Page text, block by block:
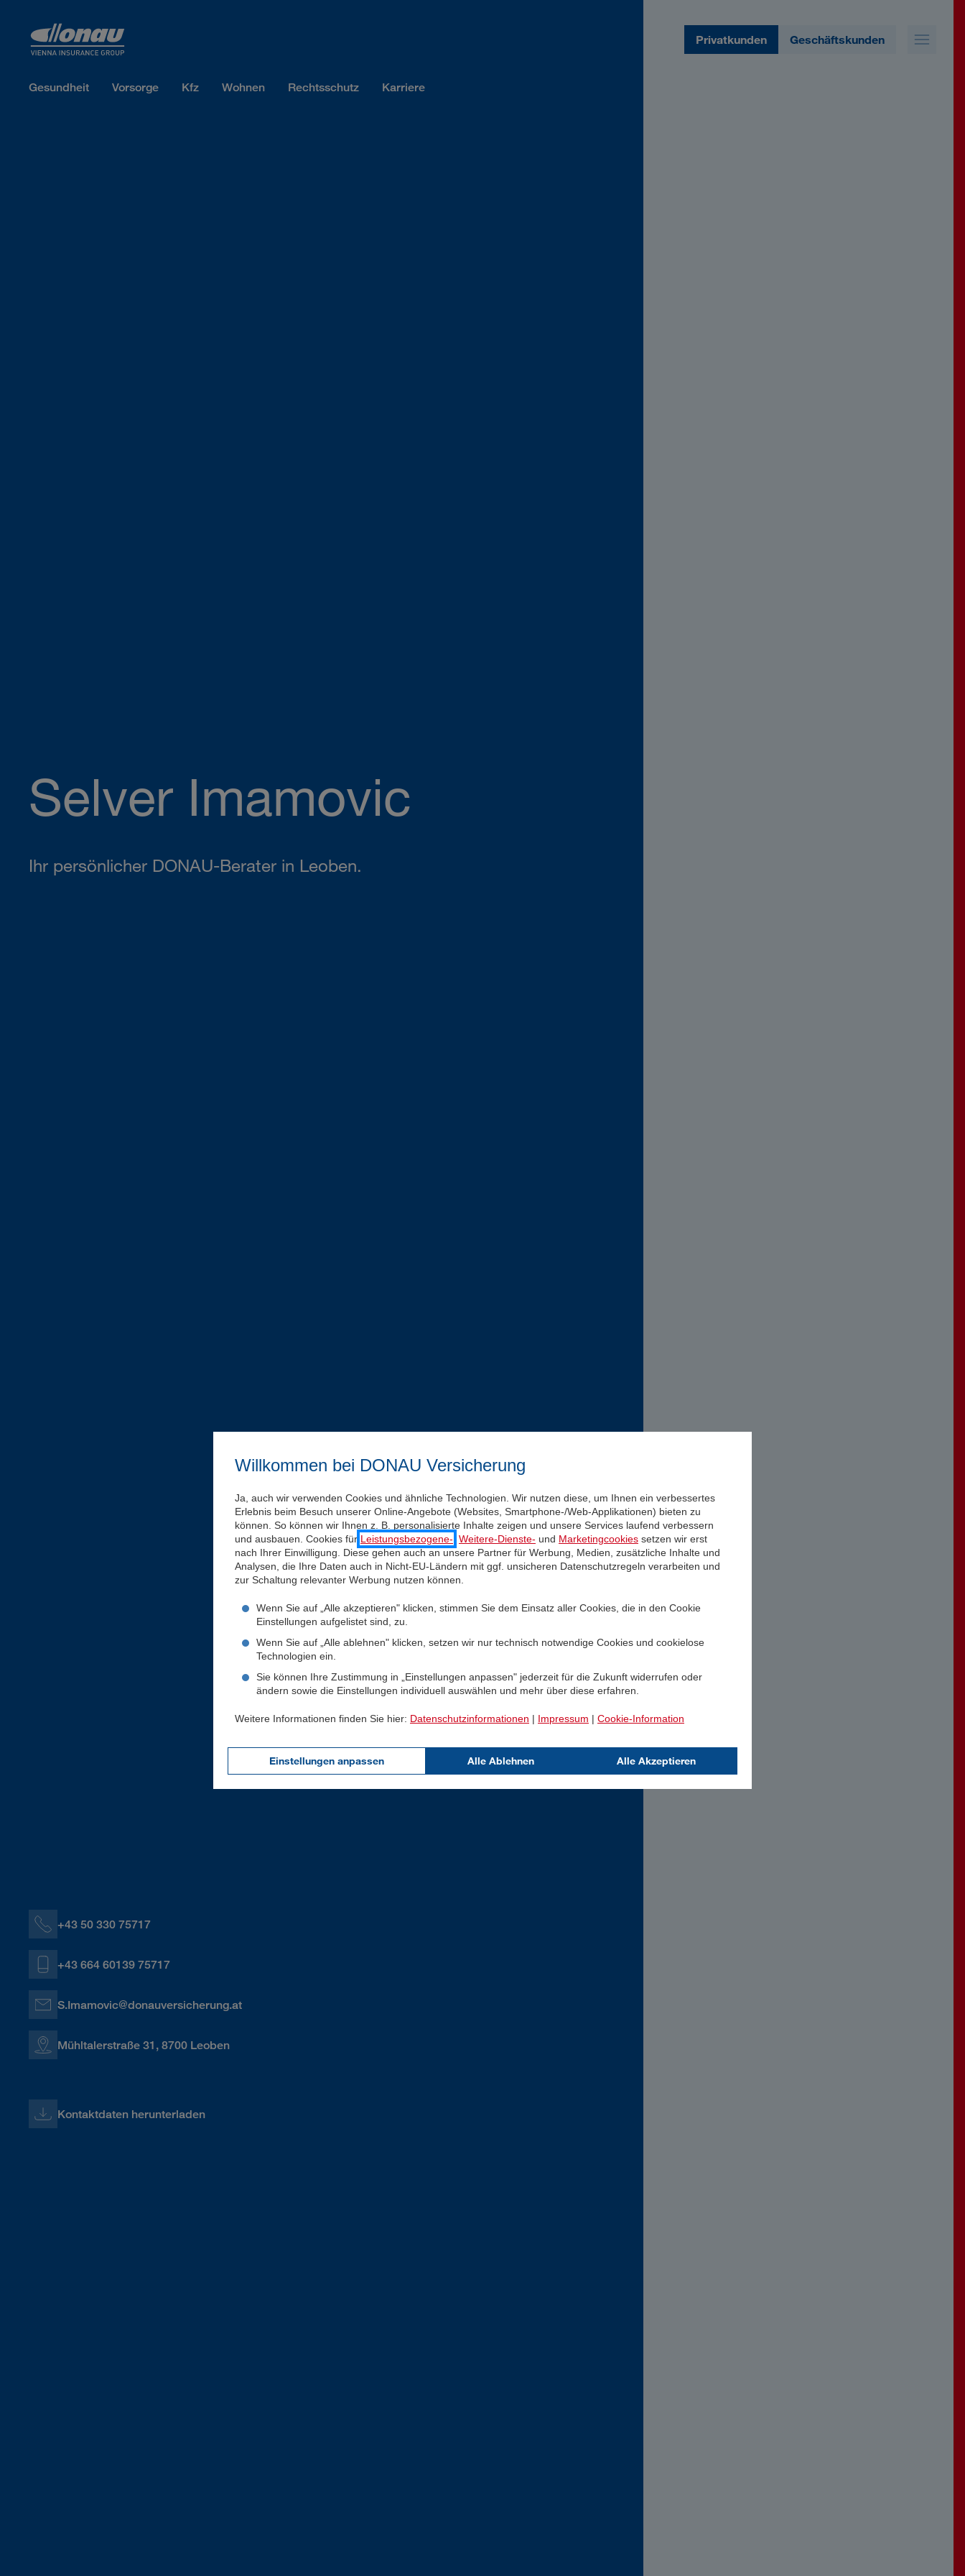
Willkommen bei DONAU Versicherung
Ja, auch wir verwenden Cookies und ähnliche Technologien. Wir nutzen diese, um Ihnen ein verbessertes
Erlebnis beim Besuch unserer Online-Angebote (Websites, Smartphone-/Web-Applikationen) bieten zu
können. So können wir Ihnen z. B. personalisierte Inhalte zeigen und unsere Services laufend verbessern
und ausbauen. Cookies für Leistungsbezogene- Weitere-Dienste- und Marketingcookies setzen wir erst
nach Ihrer Einwilligung. Diese gehen auch an unsere Partner für Werbung, Medien, zusätzliche Inhalte und
Analysen, die Ihre Daten auch in Nicht-EU-Ländern mit ggf. unsicheren Datenschutzregeln verarbeiten und
zur Schaltung relevanter Werbung nutzen können.
Wenn Sie auf „Alle akzeptieren" klicken, stimmen Sie dem Einsatz aller Cookies, die in den Cookie
Einstellungen aufgelistet sind, zu.
Wenn Sie auf „Alle ablehnen" klicken, setzen wir nur technisch notwendige Cookies und cookielose
Technologien ein.
Sie können Ihre Zustimmung in „Einstellungen anpassen" jederzeit für die Zukunft widerrufen oder
ändern sowie die Einstellungen individuell auswählen und mehr über diese erfahren.
Weitere Informationen finden Sie hier: Datenschutzinformationen | Impressum | Cookie-Information
Einstellungen anpassen Alle Ablehnen Alle Akzeptieren
Privatkunden Geschäftskunden
Gesundheit Vorsorge Kfz Wohnen Rechtsschutz Karriere
Selver Imamovic
Ihr persönlicher DONAU-Berater in Leoben.
+43 50 330 75717
+43 664 60139 75717
S.Imamovic@donauversicherung.at
Mühltalerstraße 31, 8700 Leoben
Kontaktdaten herunterladen